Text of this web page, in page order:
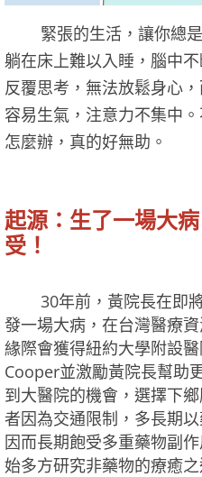
緊張的生活，讓你總是
躺在床上難以入睡，腦中
反覆思考，無法放鬆身心
容易生氣，注意力不集中
怎麼辦，真的好無助。
起源：生了一場大
受！
30年前，黃院長在即將
發一場大病，在台灣醫療
緣際會獲得紐約大學附設
Cooper並激勵黃院長幫助
到大醫院的機會，選擇下
者因為交通限制，多長期
因而長期飽受多重藥物副
始多方研究非藥物的療癒